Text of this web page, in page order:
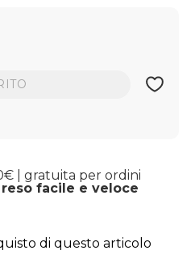
| gratuita per ordini
reso facile e veloce
di questo articolo